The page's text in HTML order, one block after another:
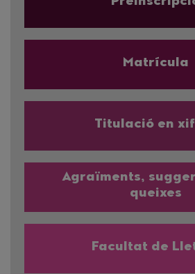
Matrícula
Titulació en
Agraïments,
queixes
Facultat de